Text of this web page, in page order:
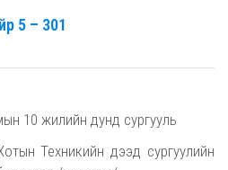
5 – 301
10 жилийн дунд сургууль
Техникийн дээд сургуулийн